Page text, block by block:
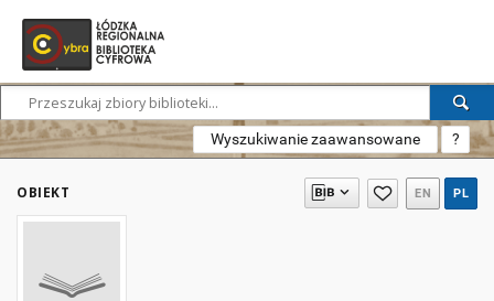
Wyszukiwanie zaawansowane ?
OBIEKT EN PL